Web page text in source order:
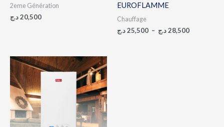
2eme Génération
20,500د.ج
EUROFLAMME
Chauffage
25,500د.ج – 28,500د.ج
Plage
de
prix :
102,000 د.ج
à